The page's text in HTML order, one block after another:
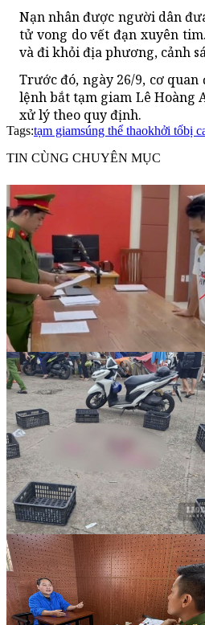
Nạn nhân được người dân
tử vong do vết đạn xuyên
và đi khỏi địa phương, cảnh
Trước đó, ngày 26/9, cơ
lệnh bắt tạm giam Lê Hoàng
xử lý theo quy định.
Tags:tạm giamsúng thể thaokhởi tốbị
TIN CÙNG CHUYÊN MỤC